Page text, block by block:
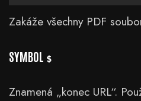
Zakáže všechny PDF
SYMBOL $
Znamená „konec URL“.